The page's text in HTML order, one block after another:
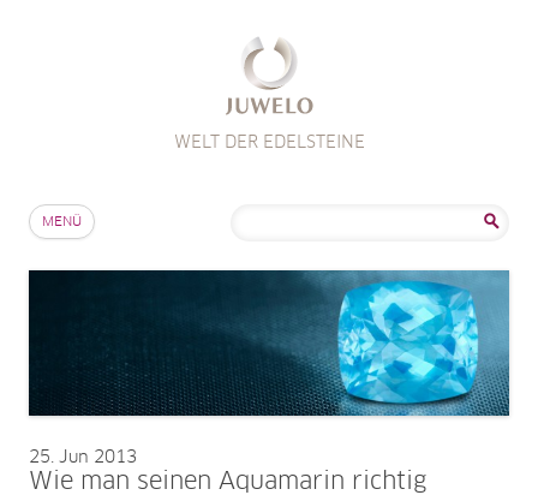
WELT DER EDELSTEINE
MENÜ
25 Jun 2013
Wie man seinen Aquamarin richtig